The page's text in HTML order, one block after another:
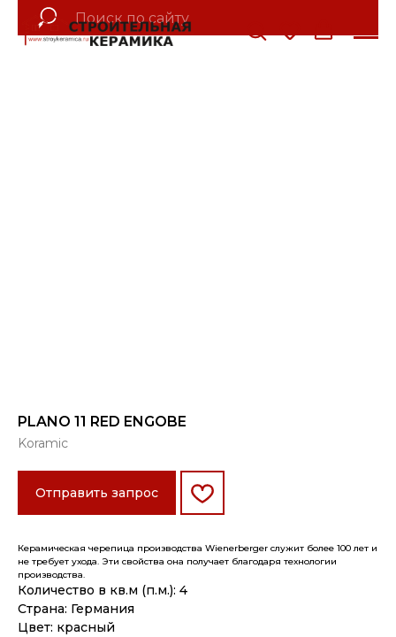
PLANO 11 RED ENGOBE
Koramic
Отправить запрос
Керамическая черепица производства Wienerberger служит более 100 лет и
не требует ухода. Эти свойства она получает благодаря технологии
производства.
Количество в кв.м (п.м.): 4
Страна: Германия
Цвет: красный